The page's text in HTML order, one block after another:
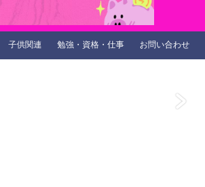
子供関連 勉強・資格・仕事 お問い合わせ